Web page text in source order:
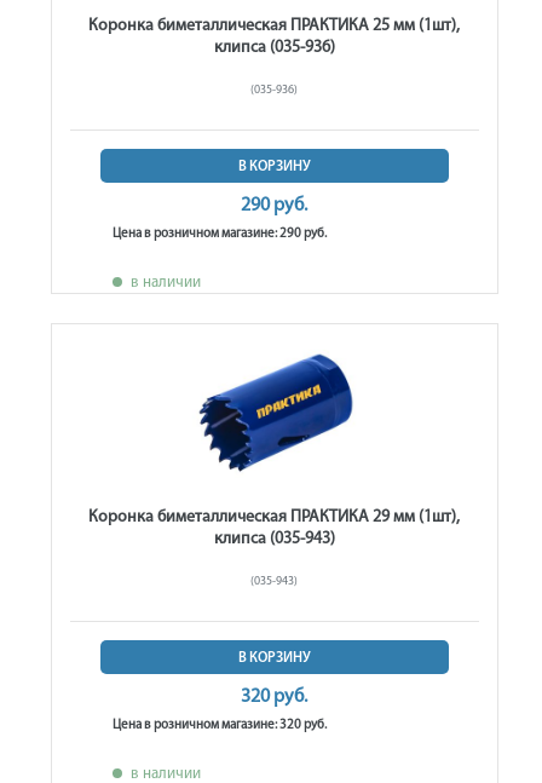
Коронка биметаллическая ПРАКТИКА 25 мм (1шт),
клипса (035-936)
(035-936)
В КОРЗИНУ
290 руб.
Цена в розничном магазине: 290 руб.
в наличии
Коронка биметаллическая ПРАКТИКА 29 мм (1шт),
клипса (035-943)
(035-943)
В КОРЗИНУ
320 руб.
Цена в розничном магазине: 320 руб.
в наличии